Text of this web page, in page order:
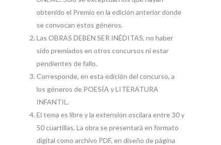
obtenido el Premio en la edición anterior donde
se convocan estos géneros.
Las OBRAS DEBEN SER INÉDITAS, no haber
sido premiados en otros concursos ni estar
pendientes de fallo.
Corresponde, en esta edición del concurso, a
los géneros de POESÍA y LITERATURA
INFANTIL.
El tema es libre y la extensión oscilara entre 30 y
50 cuartillas. La obra se presentará en formato
digital como archivo PDF, en diseño de página